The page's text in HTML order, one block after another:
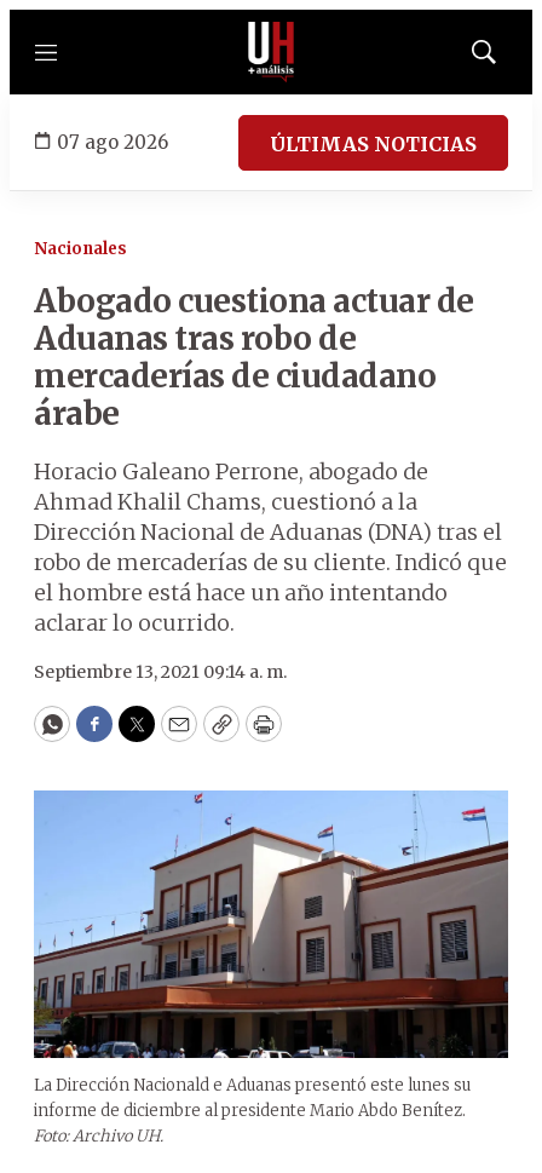
Menú
Mostrar
07 ago 2026 ÚLTIMAS NOTICIAS
Nacionales
Abogado cuestiona actuar de
Aduanas tras robo de
mercaderías de ciudadano
árabe
Horacio Galeano Perrone, abogado de
Ahmad Khalil Chams, cuestionó a la
Dirección Nacional de Aduanas (DNA) tras el
robo de mercaderías de su cliente. Indicó que
el hombre está hace un año intentando
aclarar lo ocurrido.
Septiembre 13, 2021 09:14 a. m.
WhatsApp
Facebook
Twitter
EmailCopyPrint
La Dirección Nacionald e Aduanas presentó este lunes su
informe de diciembre al presidente Mario Abdo Benítez.
Foto: Archivo UH.